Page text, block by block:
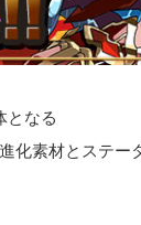
となる
化素材とステー